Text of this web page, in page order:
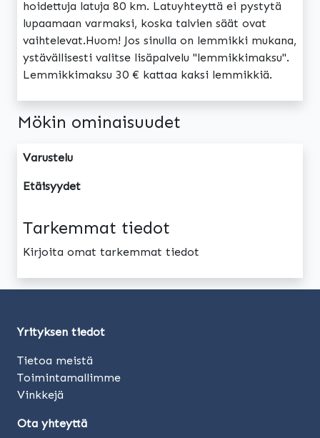
hoidettuja latuja 80 km. Latuyhteyttä ei pystytä
lupaamaan varmaksi, koska talvien säät ovat
vaihtelevat.Huom! Jos sinulla on lemmikki mukana,
ystävällisesti valitse lisäpalvelu "lemmikkimaksu".
Lemmikkimaksu 30 € kattaa kaksi lemmikkiä.
Mökin ominaisuudet
Varustelu
Etäisyydet
Tarkemmat tiedot
Kirjoita omat tarkemmat tiedot
Yrityksen tiedot
Tietoa meistä
Toimintamallimme
Vinkkejä
Ota yhteyttä